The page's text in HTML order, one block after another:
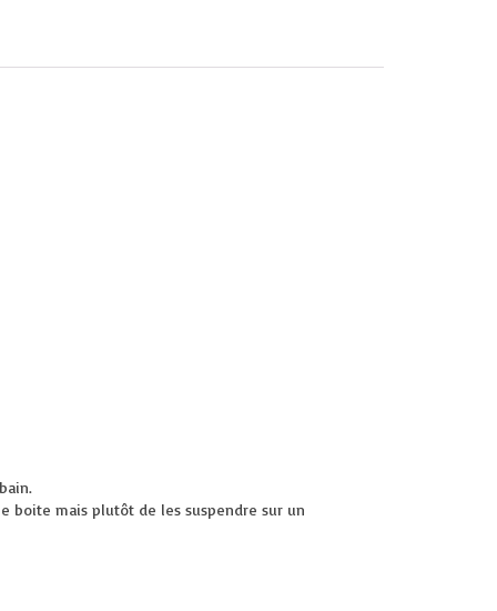
boite mais plutôt de les suspendre sur un